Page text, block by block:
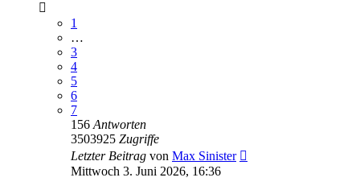
1
…
3
4
5
6
7
156 Antworten
3503925 Zugriffe
Letzter Beitrag von Max Sinister
Mittwoch 3. Juni 2026, 16:36